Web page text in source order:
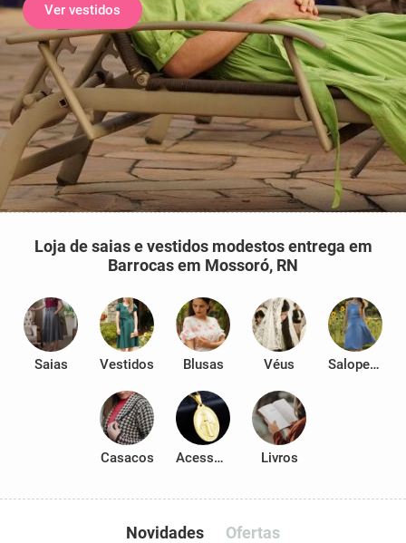
Ver vestidos
Loja de saias e vestidos modestos entrega em
Barrocas em Mossoró, RN
Saias Vestidos Blusas Véus Salopetes
Casacos Acessórios Livros
Novidades Ofertas